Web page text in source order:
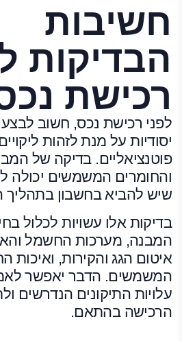
חשיבות
הבדיקות
רכישת
לפני רכישת נכס, חשוב לבצע
יסודיות על מנת לזהות
פוטנציאליים. בדיקה של
והחומרים המשמשים יכולה
שיש להביא בחשבון בתהליך
בדיקות אלו עשויות לכלול
המבנה, מערכות החשמל
איטום הגג והקירות, ואיכות
המשמשים. הדבר יאפשר
עלויות התיקונים הנדרשים
הרכישה בהתאם.